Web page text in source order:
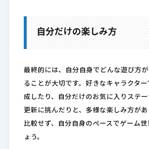
自分だけの楽しみ方
最終的には、自分自身でどんな遊び方
ることが大切です。好きなキャラクター
成したり、自分だけのお気に入りステ
更新に挑んだりと、多様な楽しみ方が
比較せず、自分自身のペースでゲーム
ょう。